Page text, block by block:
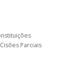
Parciais